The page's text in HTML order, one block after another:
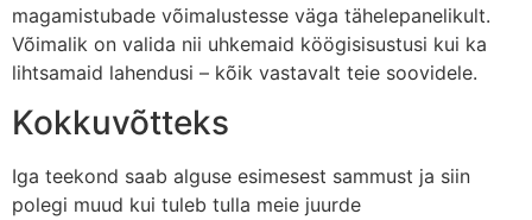
magamistubade võimalustesse väga tähelepanelikult.
Võimalik on valida nii uhkemaid köögisisustusi kui ka
lihtsamaid lahendusi – kõik vastavalt teie soovidele.
Kokkuvõtteks
Iga teekond saab alguse esimesest sammust ja siin
polegi muud kui tuleb tulla meie juurde